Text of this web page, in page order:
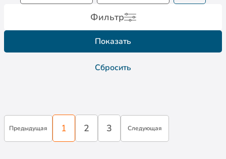
Фильтр
Показать
Сбросить
Предыдущая 1 2 3 Следующая